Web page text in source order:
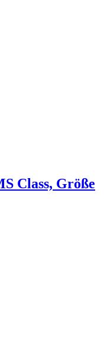
Class, Größe